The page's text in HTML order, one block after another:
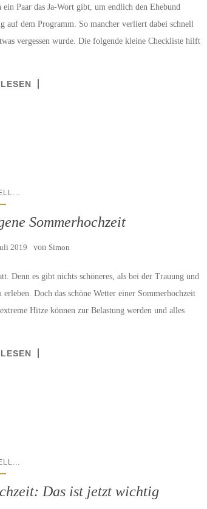
Paar das Ja-Wort gibt, um endlich den Ehebund
auf dem Programm. So mancher verliert dabei schnell
vergessen wurde. Die folgende kleine Checkliste hilft
...
Sommerhochzeit
2019 von Simon
Denn es gibt nichts schöneres, als bei der Trauung und
Doch das schöne Wetter einer Sommerhochzeit
Hitze können zur Belastung werden und alles
...
Das ist jetzt wichtig